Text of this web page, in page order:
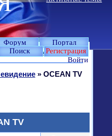
Форум
Портал
Поиск
Регистрация
Войти
илизарегистрируйтесь.
» OCEAN TV
TV